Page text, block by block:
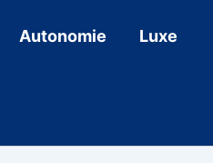
Autonomie Luxe